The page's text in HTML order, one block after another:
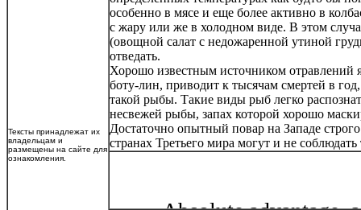
Тексты принадлежат их
владельцам и
размещены на сайте для
ознакомления.
особенно в мясе и еще более активно в
с жару или же в холодном виде. В этом
(овощной салат с недожаренной утиной
отведать.
Хорошо известным источником
боту-лин, приводит к тысячам смертей в
такой рыбы. Такие виды рыб легко
несвежей рыбы, запах которой хорошо
Достаточно опытный повар на Западе
странах Третьего мира могут и не соблюдать